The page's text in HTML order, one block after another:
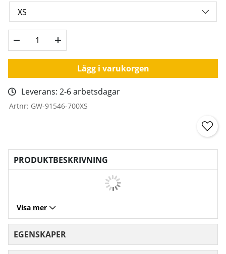
Lägg i varukorgen
Leverans: 2-6 arbetsdagar
Artnr: GW-91546-700XS
PRODUKTBESKRIVNING
Visa mer
EGENSKAPER